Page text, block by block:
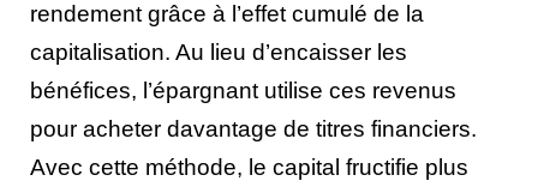
rendement grâce à l’effet cumulé de la
capitalisation. Au lieu d’encaisser les
bénéfices, l’épargnant utilise ces revenus
pour acheter davantage de titres financiers.
Avec cette méthode, le capital fructifie plus